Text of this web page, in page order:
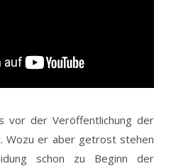
vor der Veröffentlichung der
Wozu er aber getrost stehen
schon zu Beginn der